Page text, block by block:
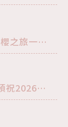
之旅一日
祝2026馬